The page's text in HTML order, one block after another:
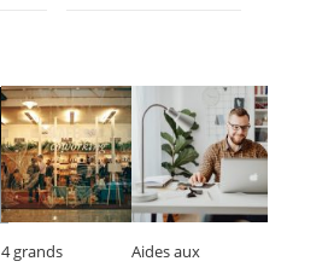
4 grands
Aides aux